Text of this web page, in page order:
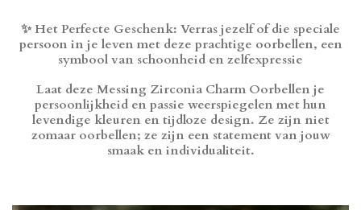
✨ Het Perfecte Geschenk: Verras jezelf of die speciale
persoon in je leven met deze prachtige oorbellen, een
symbool van schoonheid en zelfexpressie
Laat deze Messing Zirconia Charm Oorbellen je
persoonlijkheid en passie weerspiegelen met hun
levendige kleuren en tijdloze design. Ze zijn niet
zomaar oorbellen; ze zijn een statement van jouw
smaak en individualiteit.